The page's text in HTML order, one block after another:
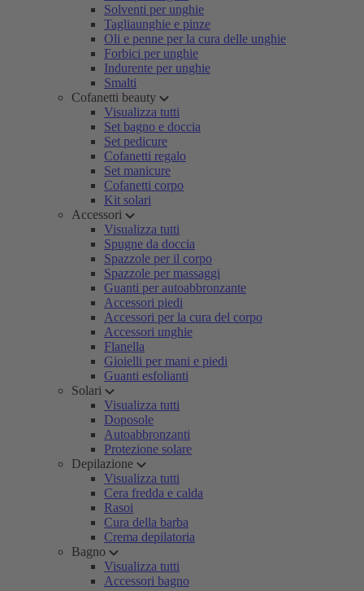
Solventi per unghie
Tagliaunghie e pinze
Oli e penne per la cura delle unghie
Forbici per unghie
Indurente per unghie
Smalti
Cofanetti beauty
Visualizza tutti
Set bagno e doccia
Set pedicure
Cofanetti regalo
Set manicure
Cofanetti corpo
Kit solari
Accessori
Visualizza tutti
Spugne da doccia
Spazzole per il corpo
Spazzole per massaggi
Guanti per autoabbronzante
Accessori piedi
Accessori per la cura del corpo
Accessori unghie
Flanella
Gioielli per mani e piedi
Guanti esfolianti
Solari
Visualizza tutti
Doposole
Autoabbronzanti
Protezione solare
Depilazione
Visualizza tutti
Cera fredda e calda
Rasoi
Cura della barba
Crema depilatoria
Bagno
Visualizza tutti
Accessori bagno